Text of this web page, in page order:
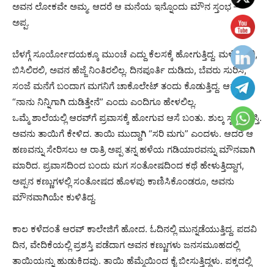
ಅವನ ಲೋಕವೇ ಅಮ್ಮ. ಆದರೆ ಆ ಮನೆಯ ಇನ್ನೊಂದು ಮೌನ ಸ್ತಂಭ —
ಅಪ್ಪ.
ಬೆಳಗ್ಗೆ ಸೂರ್ಯೋದಯಕ್ಕೂ ಮುಂಚೆ ಎದ್ದು ಕೆಲಸಕ್ಕೆ ಹೋಗುತ್ತಿದ್ದ. ಮಳೆ ಇರಲಿ,
ಬಿಸಿಲಿರಲಿ, ಅವನ ಹೆಜ್ಜೆ ನಿಂತಿರಲಿಲ್ಲ. ದಿನಪೂರ್ತಿ ದುಡಿದು, ಬೆವರು ಸುರಿಸಿ,
ಸಂಜೆ ಮನೆಗೆ ಬಂದಾಗ ಮಗನಿಗೆ ಚಾಕೊಲೇಟ್ ತಂದು ಕೊಡುತ್ತಿದ್ದ. ಆದರೆ
“ನಾನು ನಿನ್ನಿಗಾಗಿ ದುಡಿತ್ತೇನೆ” ಎಂದು ಎಂದಿಗೂ ಹೇಳಲಿಲ್ಲ.
ಒಮ್ಮೆ ಶಾಲೆಯಲ್ಲಿ ಆರವ್‌ಗೆ ಪ್ರವಾಸಕ್ಕೆ ಹೋಗುವ ಆಸೆ ಬಂತು. ಶುಲ್ಕ ಸ್ವಲ್ಪ ಜಾಸ್ತಿ.
ಅವನು ತಾಯಿಗೆ ಕೇಳಿದ. ತಾಯಿ ಮುದ್ದಾಗಿ “ಸರಿ ಮಗು” ಎಂದಳು. ಆದರೆ ಆ
ಹಣವನ್ನು ಸೇರಿಸಲು ಆ ರಾತ್ರಿ ಅಪ್ಪ ತನ್ನ ಹಳೆಯ ಗಡಿಯಾರವನ್ನು ಮೌನವಾಗಿ
ಮಾರಿದ. ಪ್ರವಾಸದಿಂದ ಬಂದು ಮಗ ಸಂತೋಷದಿಂದ ಕಥೆ ಹೇಳುತ್ತಿದ್ದಾಗ,
ಅಪ್ಪನ ಕಣ್ಣುಗಳಲ್ಲಿ ಸಂತೋಷದ ಹೊಳಪು ಕಾಣಿಸಿಕೊಂಡರೂ, ಅವನು
ಮೌನವಾಗಿಯೇ ಕುಳಿತಿದ್ದ.
ಕಾಲ ಕಳೆದಂತೆ ಆರವ್ ಕಾಲೇಜಿಗೆ ಹೋದ. ಓದಿನಲ್ಲಿ ಮುನ್ನಡೆಯುತ್ತಿದ್ದ. ಪದವಿ
ದಿನ, ವೇದಿಕೆಯಲ್ಲಿ ಪ್ರಶಸ್ತಿ ಪಡೆದಾಗ ಅವನ ಕಣ್ಣುಗಳು ಜನಸಮೂಹದಲ್ಲಿ
ತಾಯಿಯನ್ನು ಹುಡುಕಿದವು. ತಾಯಿ ಹೆಮ್ಮೆಯಿಂದ ಕೈ ಬೀಸುತ್ತಿದ್ದಳು. ಪಕ್ಕದಲ್ಲಿ